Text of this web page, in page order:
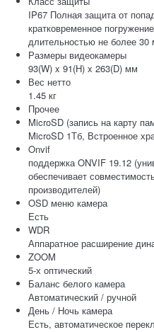
IP67 Полная защита от
кратковременное
длительностью не более 30
Размеры видеокамеры
93(W) x 91(H) x 263(D) мм
Вес нетто
1.45 кг
Прочее
MicroSD (запись на карту
MicroSD 1Тб, Встроенное
Onvif
поддержка ONVIF 19.12
обеспечивает
производителей)
OSD меню камера
Есть
WDR
Аппаратное расширение
ZOOM
5-х оптический
Баланс белого камера
Автоматический / ручной
День / Ночь камера
Есть, автоматическое